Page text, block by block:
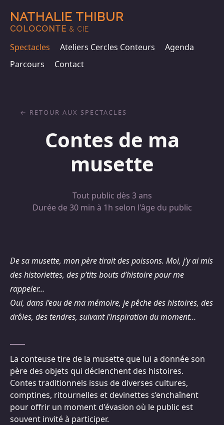
NATHALIE THIBUR
COLOCONTE & CIE
Spectacles Ateliers Cercles Conteurs
Agenda
Parcours
Contact
Contes de ma
musette
Tout public dès 3 ans
Durée de 30 min à 1h selon l'âge du public
RETOUR AUX SPECTACLES
De sa musette, mon père tirait des poissons. Moi, j’y ai mis
des historiettes, des p’tits bouts d’histoire pour me
rappeler…
Oui, dans l’eau de ma mémoire, je pêche des histoires, des
drôles, des tendres, suivant l’inspiration du moment…
La conteuse tire de la musette que lui a donnée son
père des objets qui déclenchent des histoires.
Contes traditionnels issus de diverses cultures,
comptines, ritournelles et devinettes s’enchaînent
pour offrir un moment d'évasion où le public est
souvent invité à participer.